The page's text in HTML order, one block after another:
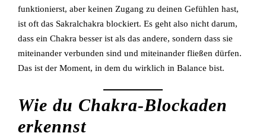
funktionierst, aber keinen Zugang zu deinen Gefühlen hast,
ist oft das Sakralchakra blockiert. Es geht also nicht darum,
dass ein Chakra besser ist als das andere, sondern dass sie
miteinander verbunden sind und miteinander fließen dürfen.
Das ist der Moment, in dem du wirklich in Balance bist.
Wie du Chakra-Blockaden
erkennst